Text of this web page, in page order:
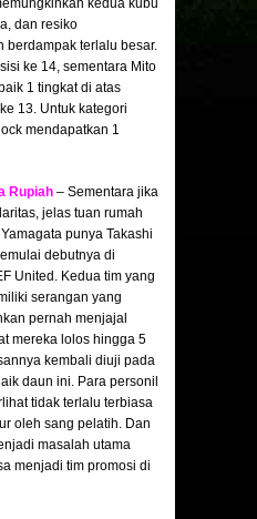
kedua kubu
dan resiko
berdampak terlalu besar.
ke 14, sementara Mito
1 tingkat di atas
13. Untuk kategori
mendapatkan 1
Rupiah – Sementara jika
jelas tuan rumah
punya Takashi
debutnya di
United. Kedua tim yang
serangan yang
pernah menjajal
mereka lolos hingga 5
kembali diuji pada
daun ini. Para personil
tidak terlalu terbiasa
oleh sang pelatih. Dan
masalah utama
menjadi tim promosi di